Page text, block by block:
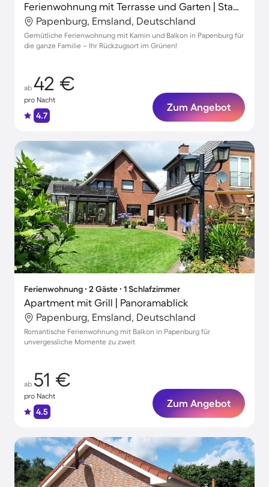
Ferienwohnung mit Terrasse und Garten | Stadtblick
Papenburg, Emsland, Deutschland
Gemütliche Ferienwohnung mit Kamin und Balkon in Papenburg für
die ganze Familie – Ihr Rückzugsort im Grünen!
ab 42 €
pro Nacht
4.7
Zum Angebot
Ferienwohnung ∙ 2 Gäste ∙ 1 Schlafzimmer
Apartment mit Grill | Panoramablick
Papenburg, Emsland, Deutschland
Romantische Ferienwohnung mit Balkon in Papenburg für
unvergessliche Momente zu zweit
ab 51 €
pro Nacht
4.5
Zum Angebot